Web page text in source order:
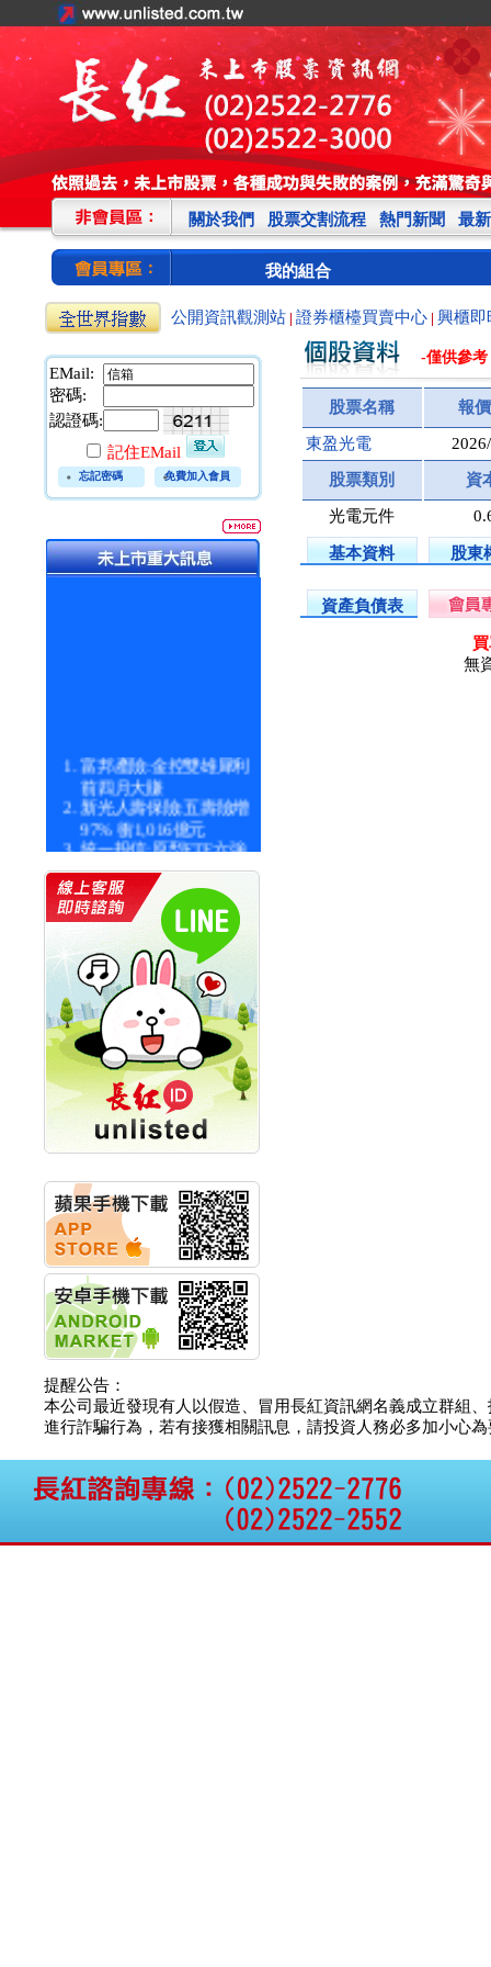
關於我們 股票交割流程 熱門新聞 最
我的組合
公開資訊觀測站 證券櫃檯買賣中心 興櫃即
EMail:
密碼:
認證碼:
記住EMail
忘記密碼 免費加入會員
富邦產險:金控雙雄犀利
前四月大賺
新光人壽保險:五壽險增
97% 衝1,016億元
統一投信:原型ETF六強
統一投信:主動式ETF溢
價 被盯上
新光人壽保險:新壽Q1外
價金將達996億
宇辰系統科技:宇辰業績
創新高 啟動興櫃轉上櫃
計畫
明緯企業:明緯永續科技
競賽 以電源驅動善的力
量
秀育企業:秀育SHO-U儲
能系統 獲國內首張CNS
認證
聯博投信:聯博00404A
華旭先進:代重要子公司
碩通散熱股份有限公司
公告董事會通過發言人
及代理發
華旭先進:代重要子公司
碩通散熱股份有限公司
公告董事會決議發行員
工認股權
華旭先進:代重要子公司
碩通散熱股份有限公司
公告董事會追認113年
向關係
公告向關係人取得使用
仁新醫藥:代重要子公司
BeliteBio,Inc公告受邀參
-僅供參考
股票名稱 報
東盈光電
股票類別 資
光電元件
基本資料 股東
資產負債表
無
提醒公告：
本公司最近發現有人以假造、冒用長紅資訊網名義成立群組
進行詐騙行為，若有接獲相關訊息，請投資人務必多加小心